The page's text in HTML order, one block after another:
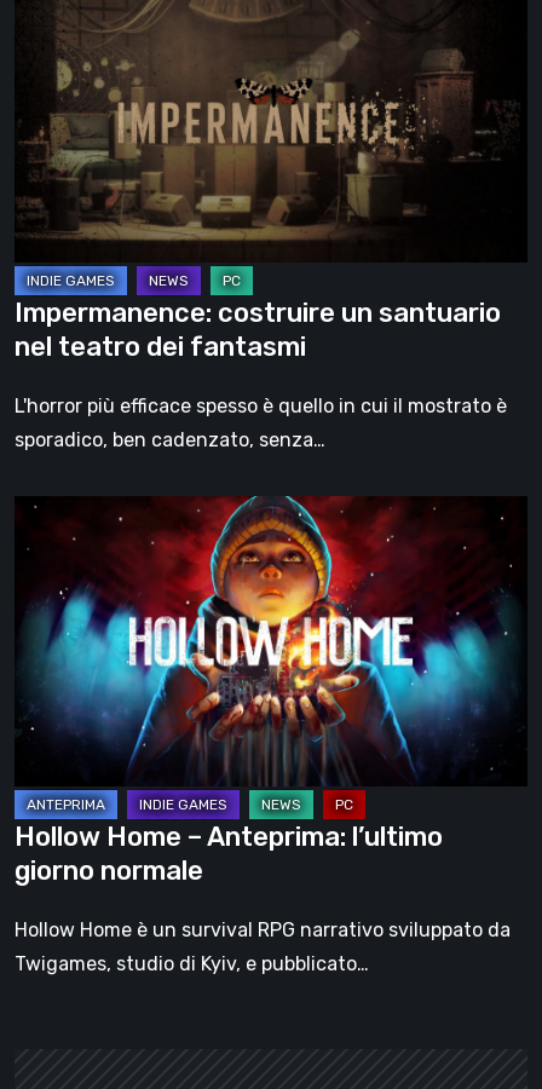
costruire
santuario
nel
teatro
dei
fantasmi
Impermanence: costruire un santuario
nel teatro dei fantasmi
L'horror più efficace spesso è quello in cui il mostrato è
sporadico, ben cadenzato, senza…
Hollow
Home
Anteprima:
l’ultimo
giorno
normale
Hollow Home – Anteprima: l’ultimo
giorno normale
Hollow Home è un survival RPG narrativo sviluppato da
Twigames, studio di Kyiv, e pubblicato…